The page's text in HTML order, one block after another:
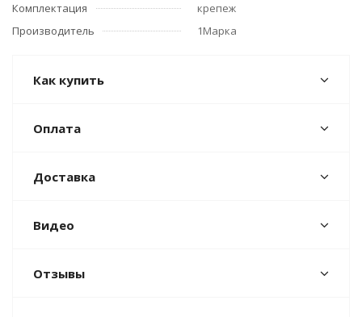
Комплектация
крепеж
Производитель
1Марка
Как купить
Оплата
Доставка
Видео
Отзывы